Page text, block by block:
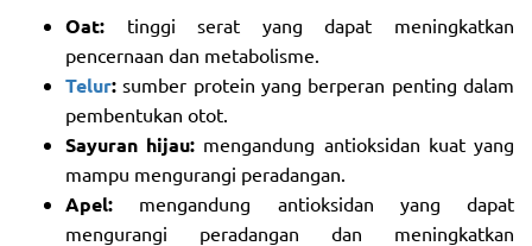
Oat: tinggi serat yang dapat meningkatkan
pencernaan dan metabolisme.
Telur: sumber protein yang berperan penting dalam
pembentukan otot.
Sayuran hijau: mengandung antioksidan kuat yang
mampu mengurangi peradangan.
Apel: mengandung antioksidan yang dapat
mengurangi peradangan dan meningkatkan